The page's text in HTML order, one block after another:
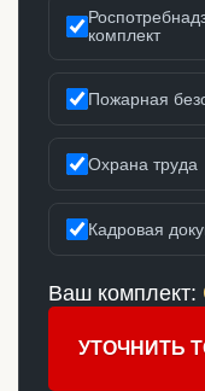
комплект
Пожарная
Охрана труда
Кадровая
Ваш комплект:
УТОЧНИТЬ